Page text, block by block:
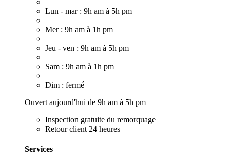
Lun - mar : 9h am à 5h pm
Mer : 9h am à 1h pm
Jeu - ven : 9h am à 5h pm
Sam : 9h am à 1h pm
Dim : fermé
Ouvert aujourd'hui de 9h am à 5h pm
Inspection gratuite du remorquage
Retour client 24 heures
Services